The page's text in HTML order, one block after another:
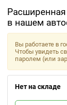
Расширенная
в нашем
Вы работаете в
Чтобы увидеть
паролем (или
Нет на складе